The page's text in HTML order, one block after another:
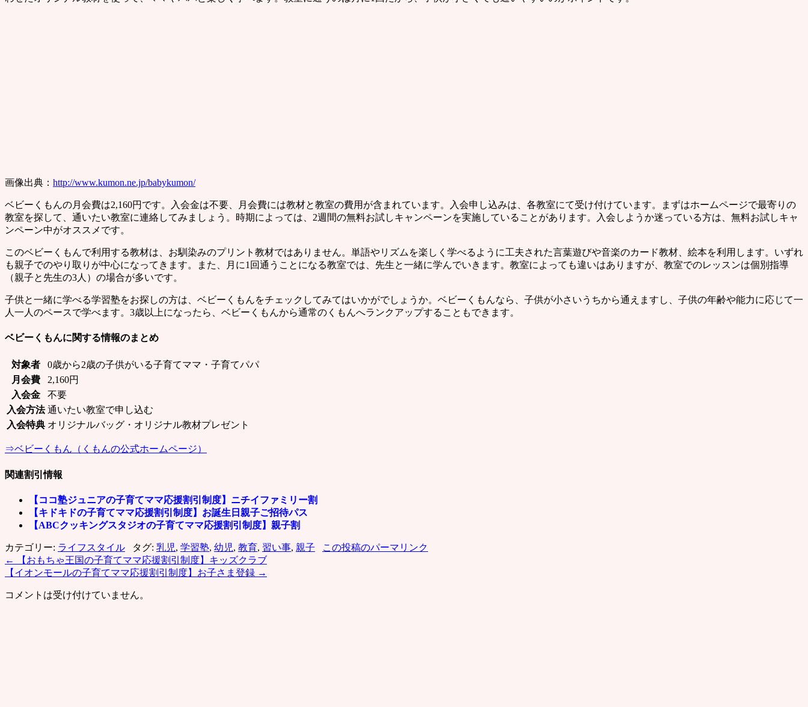
画像出典： http://www.kumon.ne.jp/babykumon/
ベビーくもんの月会費は2,160円です。入会金は不要、月会費には教材と教室の費用が含まれています。入会申し込みは、各教室にて受け付けています。まずはホームページで最寄りの
教室を探して、通いたい教室に連絡してみましょう。時期によっては、2週間の無料お試しキャンペーンを実施していることがあります。入会しようか迷っている方は、無料お試しキャ
ンペーン中がオススメです。
このベビーくもんで利用する教材は、お馴染みのプリント教材ではありません。単語やリズムを楽しく学べるように工夫された言葉遊びや音楽のカード教材、絵本を利用します。いずれ
も親子でのやり取りが中心になってきます。また、月に1回通うことになる教室では、先生と一緒に学んでいきます。教室によっても違いはありますが、教室でのレッスンは個別指導
（親子と先生の3人）の場合が多いです。
子供と一緒に学べる学習塾をお探しの方は、ベビーくもんをチェックしてみてはいかがでしょうか。ベビーくもんなら、子供が小さいうちから通えますし、子供の年齢や能力に応じて一
人一人のペースで学べます。3歳以上になったら、ベビーくもんから通常のくもんへランクアップすることもできます。
ベビーくもんに関する情報のまとめ
対象者
0歳から2歳の子供がいる子育てママ・子育てパパ
月会費
2,160円
入会金
不要
入会方法 通いたい教室で申し込む
入会特典 オリジナルバッグ・オリジナル教材プレゼント
⇒ベビーくもん（くもんの公式ホームページ）
関連割引情報
【ココ塾ジュニアの子育てママ応援割引制度】ニチイファミリー割
【キドキドの子育てママ応援割引制度】お誕生日親子ご招待パス
【ABCクッキングスタジオの子育てママ応援割引制度】親子割
カテゴリー: ライフスタイル タグ: 乳児, 学習塾, 幼児, 教育, 習い事, 親子
この投稿のパーマリンク
←
【おもちゃ王国の子育てママ応援割引制度】キッズクラブ
【イオンモールの子育てママ応援割引制度】お子さま登録 →
コメントは受け付けていません。